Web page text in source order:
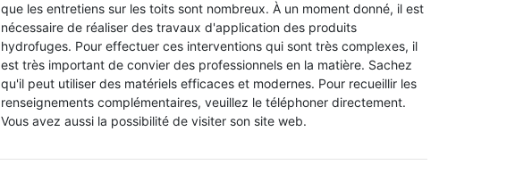
que les entretiens sur les toits sont nombreux. À un moment donné, il est
nécessaire de réaliser des travaux d'application des produits
hydrofuges. Pour effectuer ces interventions qui sont très complexes, il
est très important de convier des professionnels en la matière. Sachez
qu'il peut utiliser des matériels efficaces et modernes. Pour recueillir les
renseignements complémentaires, veuillez le téléphoner directement.
Vous avez aussi la possibilité de visiter son site web.